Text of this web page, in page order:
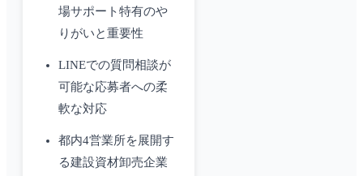
場サポート特有のや
りがいと重要性
LINEでの質問相談が
可能な応募者への柔
軟な対応
都内4営業所を展開す
る建設資材卸売企業